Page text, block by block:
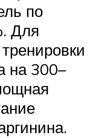
по
Для
на 300–